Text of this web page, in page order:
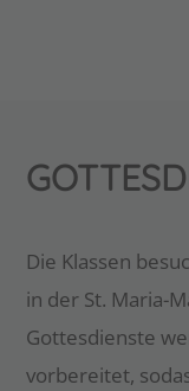
Die Klassen
in der St. Maria-
Gottesdienste
vorbereitet,